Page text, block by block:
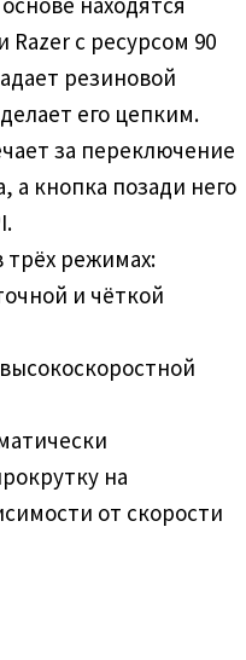
с ресурсом 90
резиновой
его цепким.
за переключение
а кнопка позади него
трёх режимах:
и чёткой
на
от скорости